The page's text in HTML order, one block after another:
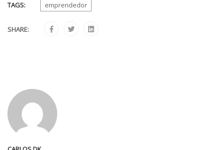
TAGS: emprendedor
SHARE: